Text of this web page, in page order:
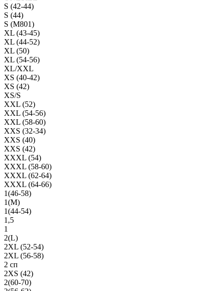
S (42-44)
S (44)
S (M801)
XL (43-45)
XL (44-52)
XL (50)
XL (54-56)
XL/XXL
XS (40-42)
XS (42)
XS/S
XXL (52)
XXL (54-56)
XXL (58-60)
XXS (32-34)
XXS (40)
XXS (42)
XXXL (54)
XXXL (58-60)
XXXL (62-64)
XXXL (64-66)
1(46-58)
1(М)
1(44-54)
1,5
1
2(L)
2XL (52-54)
2XL (56-58)
2 сп
2XS (42)
2(60-70)